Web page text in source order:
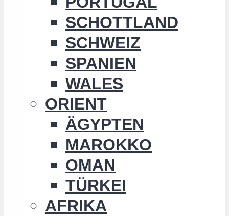
SCHOTTLAND
SCHWEIZ
SPANIEN
WALES
ORIENT
ÄGYPTEN
MAROKKO
OMAN
TÜRKEI
AFRIKA